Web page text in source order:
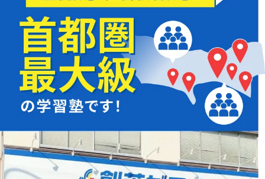
お子様の学習面だけでなく、
知っておきたい「入試の仕組みや傾向」も
保護者様にご説明いたします。